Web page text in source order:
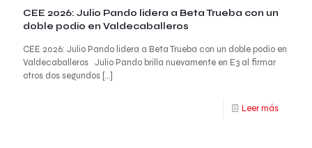
CEE 2026: Julio Pando lidera a Beta Trueba con un
doble podio en Valdecaballeros
CEE 2026: Julio Pando lidera a Beta Trueba con un doble podio en
Valdecaballeros Julio Pando brilla nuevamente en E3 al firmar
otros dos segundos […]
Leer más